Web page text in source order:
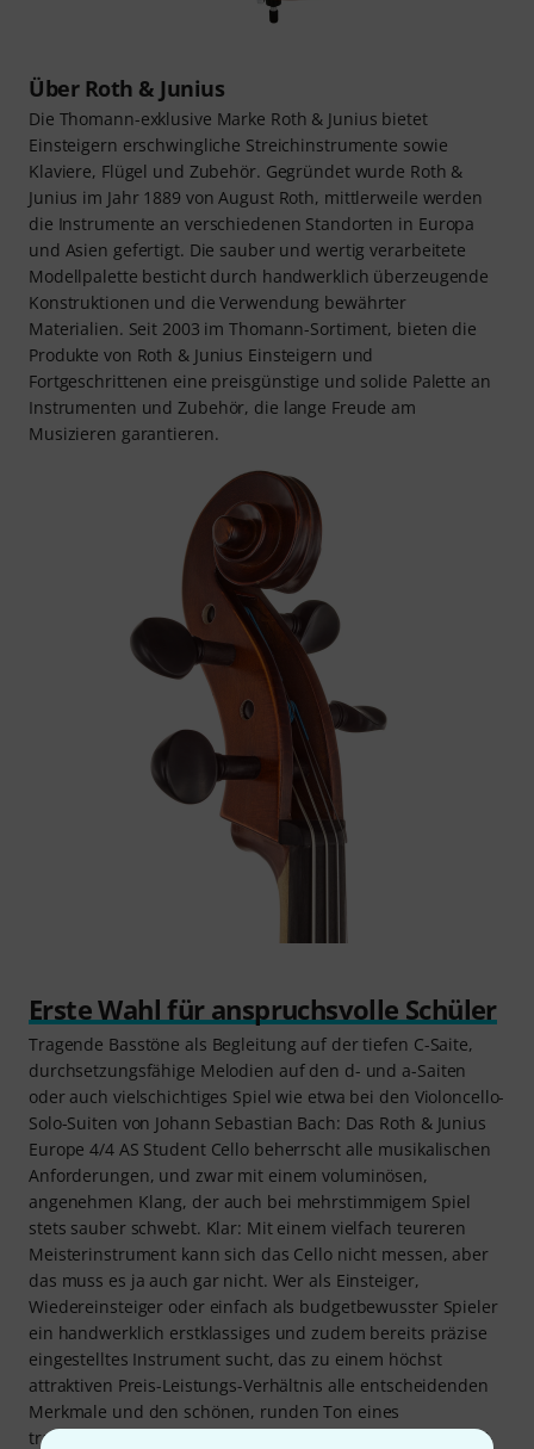
Über Roth & Junius
Die Thomann-exklusive Marke Roth & Junius bietet
Einsteigern erschwingliche Streichinstrumente sowie
Klaviere, Flügel und Zubehör. Gegründet wurde Roth &
Junius im Jahr 1889 von August Roth, mittlerweile werden
die Instrumente an verschiedenen Standorten in Europa
und Asien gefertigt. Die sauber und wertig verarbeitete
Modellpalette besticht durch handwerklich überzeugende
Konstruktionen und die Verwendung bewährter
Materialien. Seit 2003 im Thomann-Sortiment, bieten die
Produkte von Roth & Junius Einsteigern und
Fortgeschrittenen eine preisgünstige und solide Palette an
Instrumenten und Zubehör, die lange Freude am
Musizieren garantieren.
Erste Wahl für anspruchsvolle Schüler
Tragende Basstöne als Begleitung auf der tiefen C-Saite,
durchsetzungsfähige Melodien auf den d- und a-Saiten
oder auch vielschichtiges Spiel wie etwa bei den Violoncello-
Solo-Suiten von Johann Sebastian Bach: Das Roth & Junius
Europe 4/4 AS Student Cello beherrscht alle musikalischen
Anforderungen, und zwar mit einem voluminösen,
angenehmen Klang, der auch bei mehrstimmigem Spiel
stets sauber schwebt. Klar: Mit einem vielfach teureren
Meisterinstrument kann sich das Cello nicht messen, aber
das muss es ja auch gar nicht. Wer als Einsteiger,
Wiedereinsteiger oder einfach als budgetbewusster Spieler
ein handwerklich erstklassiges und zudem bereits präzise
eingestelltes Instrument sucht, das zu einem höchst
attraktiven Preis-Leistungs-Verhältnis alle entscheidenden
Merkmale und den schönen, runden Ton eines
traditionellen Violoncellos bietet, der sollte sich das Roth &